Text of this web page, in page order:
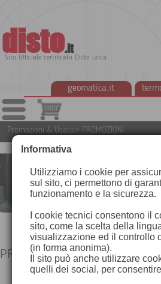
disto.it
Sito Ufficiale certificato Disto Leica
geomatica.it
Promozioni & Usato> PROMOZIONI
PROMOZIONI
Informativa
Utilizziamo i cookie per
sul sito, ci permettono di
funzionamento e la sicurezza.
I cookie tecnici consentono il
sito, come la scelta della
visualizzazione ed il controllo
(in forma anonima).
Il sito può anche utilizzare
quelli dei social, per